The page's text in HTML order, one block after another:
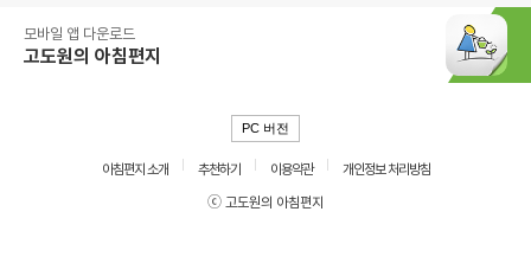
모바일 앱 다운로드
고도원의 아침편지
PC 버전
아침편지 소개 추천하기 이용약관
개인정보 처리방침
ⓒ 고도원의 아침편지